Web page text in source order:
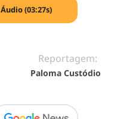
Áudio (03:27s)
Reportagem:
Paloma Custódio